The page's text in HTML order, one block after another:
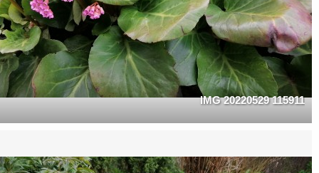
IMG 20220529 115911